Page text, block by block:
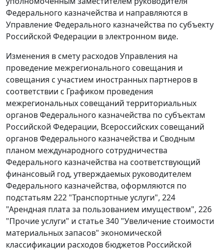
Федерального казначейства и направляются в
Управление Федерального казначейства по субъекту
Российской Федерации в электронном виде.
Изменения в смету расходов Управления на
проведение межрегионального совещания и
совещания с участием иностранных партнеров в
соответствии с Графиком проведения
межрегиональных совещаний территориальных
органов Федерального казначейства по субъектам
Российской Федерации, Всероссийских совещаний
органов Федерального казначейства и Сводным
планом международного сотрудничества
Федерального казначейства на соответствующий
финансовый год, утверждаемых руководителем
Федерального казначейства, оформляются по
подстатьям 222 "Транспортные услуги", 224
"Арендная плата за пользованием имуществом", 226
"Прочие услуги" и статье 340 "Увеличение стоимости
материальных запасов" экономической
классификации расходов бюджетов Российской